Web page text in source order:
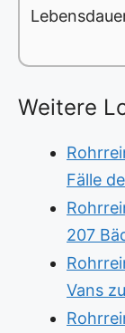
Weitere
Fälle
207
Vans